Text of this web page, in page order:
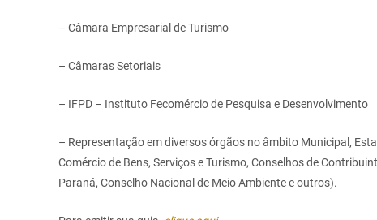
– Câmara Empresarial de Turismo
– Câmaras Setoriais
– IFPD – Instituto Fecomércio de Pesquisa e Desenvolvimento
– Representação em diversos órgãos no âmbito Municipal,
Comércio de Bens, Serviços e Turismo, Conselhos de
Paraná, Conselho Nacional de Meio Ambiente e outros).